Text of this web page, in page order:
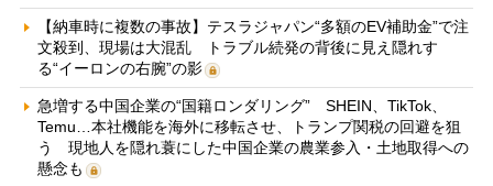
【納車時に複数の事故】テスラジャパン“多額のEV補助金”で注
文殺到、現場は大混乱 トラブル続発の背後に見え隠れす
る“イーロンの右腕”の影
急増する中国企業の“国籍ロンダリング” SHEIN、TikTok、
Temu…本社機能を海外に移転させ、トランプ関税の回避を狙
う 現地人を隠れ蓑にした中国企業の農業参入・土地取得への
懸念も